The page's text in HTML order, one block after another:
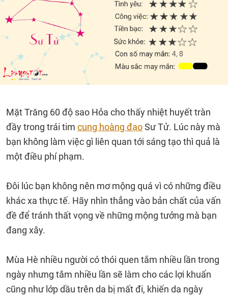
Mặt Trăng 60 độ sao Hỏa cho thấy nhiệt huyết tràn
đầy trong trái tim cung hoàng đạoSư Tử. Lúc này mà
bạn không làm việc gì liên quan tới sáng tạo thì quả là
một điều phí phạm.
Đôi lúc bạn không nên mơ mộng quá vì có những điều
khác xa thực tế. Hãy nhìn thẳng vào bản chất của vấn
đề để tránh thất vọng về những mộng tưởng mà bạn
đang xây.
Mùa Hè nhiều người có thói quen tắm nhiều lần trong
ngày nhưng tắm nhiều lần sẽ làm cho các lợi khuẩn
cũng như lớp dầu trên da bị mất đi, khiến da ngày